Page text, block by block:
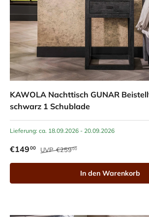
KAWOLA Nachttisch GUNAR
schwarz 1 Schublade
Lieferung: ca. 18.09.2026 - 20.09.2026
€14900 UVP€25900
In den Warenkorb